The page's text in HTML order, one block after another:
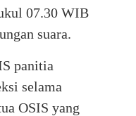
07.30 WIB
suara.
panitia
selama
OSIS yang